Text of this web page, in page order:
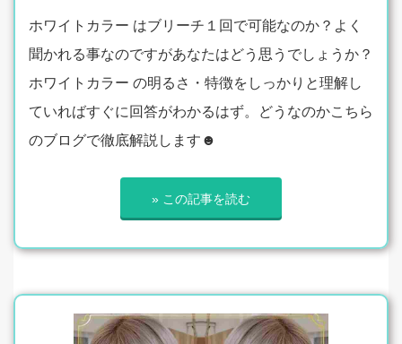
ホワイトカラー はブリーチ１回で可能なのか？よく
聞かれる事なのですがあなたはどう思うでしょうか？
ホワイトカラー の明るさ・特徴をしっかりと理解し
ていればすぐに回答がわかるはず。どうなのかこちら
のブログで徹底解説します☻
» この記事を読む